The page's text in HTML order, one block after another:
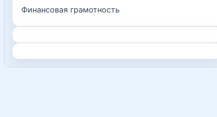
Финансовая грамотность